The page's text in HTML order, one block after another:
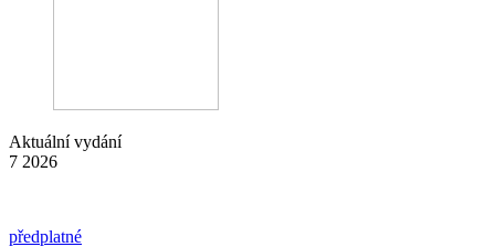
Aktuální vydání
7 2026
předplatné